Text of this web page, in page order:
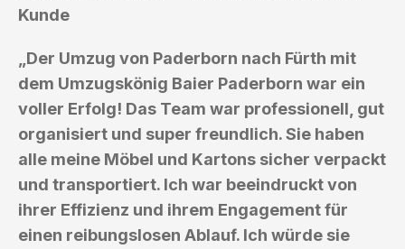
Kunde
„Der Umzug von Paderborn nach Fürth mit
dem Umzugskönig Baier Paderborn war ein
voller Erfolg! Das Team war professionell, gut
organisiert und super freundlich. Sie haben
alle meine Möbel und Kartons sicher verpackt
und transportiert. Ich war beeindruckt von
ihrer Effizienz und ihrem Engagement für
einen reibungslosen Ablauf. Ich würde sie